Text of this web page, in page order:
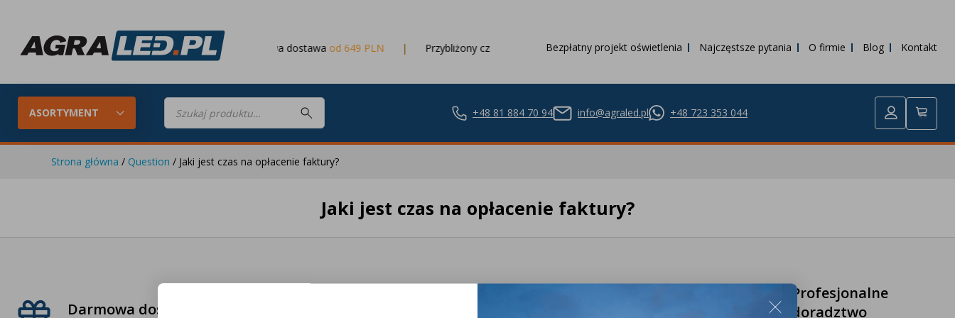
Darmowa dostawaod 649 PLN Przybliżony czas dostawy 3 dni robocze
Bezpłatny projekt oświetlenia Najczęstsze pytania O firmie Blog Kontakt
ASORTYMENT
Wyszukiwarka
produktów +48 81 884 70 94 info@agraled.pl +48 723 353 044
swojego ciągnika
Lampy robocze LED
Lampy przednie LED
Strona główna / Question / Jaki jest czas na opłacenie faktury?
Jaki jest czas na opłacenie faktury?
Darmowa dostawa
Profesjonalne
doradztwo